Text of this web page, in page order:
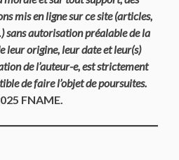
mis en ligne sur ce site (articles,
autorisation préalable de la
leur origine, leur date et leur(s)
de l’auteur-e, est strictement
de faire l’objet de poursuites.
FNAME.